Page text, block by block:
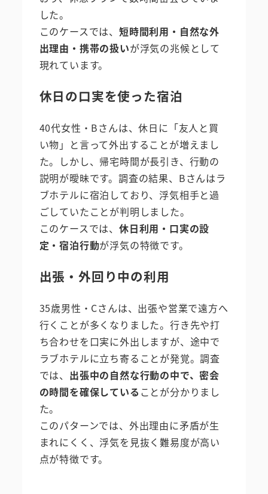
した。
このケースでは、 短時間利用・自然な外
出理由・携帯の扱いが浮気の兆候として
現れています。
休日の口実を使った宿泊
40代女性・Bさんは、休日に「友人と買
い物」と言って外出することが増えまし
た。しかし、帰宅時間が長引き、行動の
説明が曖昧です。調査の結果、Bさんはラ
ブホテルに宿泊しており、浮気相手と過
ごしていたことが判明しました。
このケースでは、 休日利用・口実の設
定・宿泊行動が浮気の特徴です。
出張・外回り中の利用
35歳男性・Cさんは、出張や営業で遠方へ
行くことが多くなりました。行き先や打
ち合わせを口実に外出しますが、途中で
ラブホテルに立ち寄ることが発覚。調査
では、 出張中の自然な行動の中で、密会
の時間を確保している ことが分かりまし
た。
このパターンでは、外出理由に矛盾が生
まれにくく、浮気を見抜く難易度が高い
点が特徴です。